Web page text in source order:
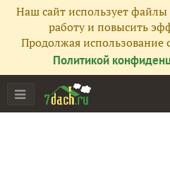
Наш сайт использует
работу и повысить
Продолжая использование
Политикой